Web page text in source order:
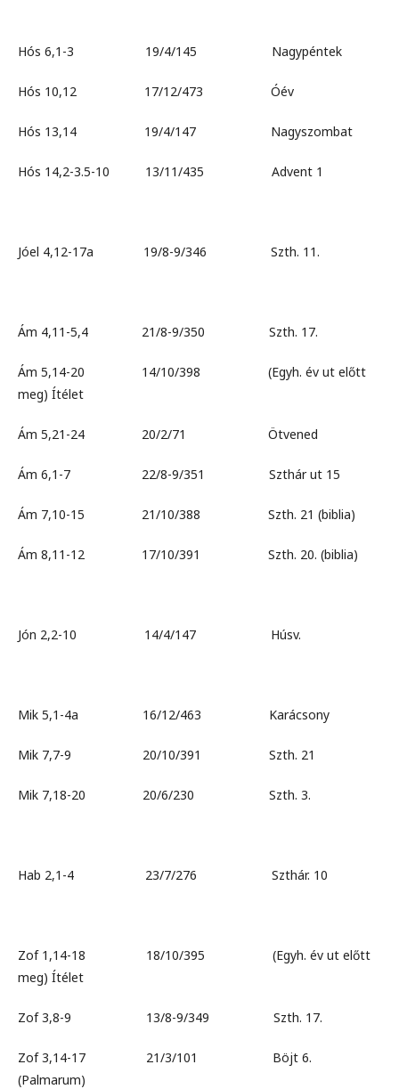
Hós 6,1-3 19/4/145 Nagypéntek
Hós 10,12 17/12/473 Óév
Hós 13,14 19/4/147 Nagyszombat
Hós 14,2-3.5-10 13/11/435 Advent 1
Jóel 4,12-17a 19/8-9/346 Szth. 11.
Ám 4,11-5,4 21/8-9/350 Szth. 17.
Ám 5,14-20 14/10/398 (Egyh. év ut előtt
meg) Ítélet
Ám 5,21-24 20/2/71 Ötvened
Ám 6,1-7 22/8-9/351 Szthár ut 15
Ám 7,10-15 21/10/388 Szth. 21 (biblia)
Ám 8,11-12 17/10/391 Szth. 20. (biblia)
Jón 2,2-10 14/4/147 Húsv.
Mik 5,1-4a 16/12/463 Karácsony
Mik 7,7-9 20/10/391 Szth. 21
Mik 7,18-20 20/6/230 Szth. 3.
Hab 2,1-4 23/7/276 Szthár. 10
Zof 1,14-18 18/10/395 (Egyh. év ut előtt
meg) Ítélet
Zof 3,8-9 13/8-9/349 Szth. 17.
Zof 3,14-17 21/3/101 Böjt 6.
(Palmarum)